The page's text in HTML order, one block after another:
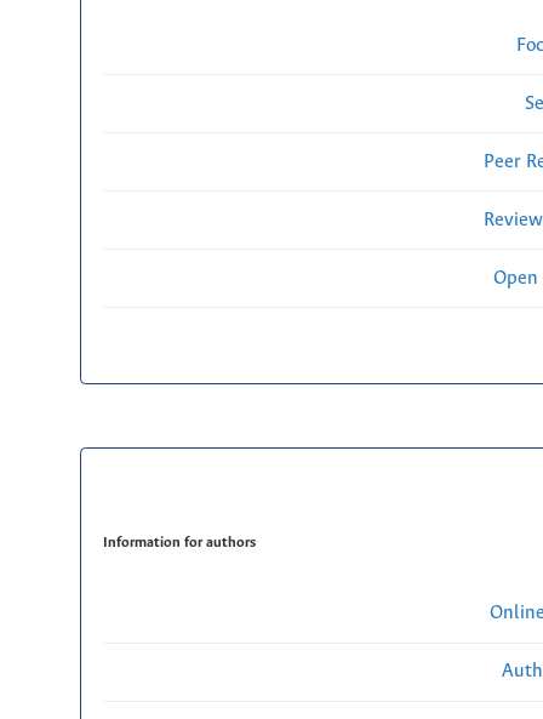
Peer
Open
Information for authors